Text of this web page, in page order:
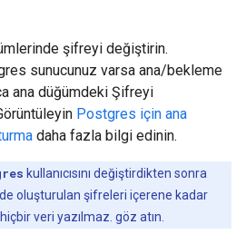
şifreyi değiştirin.
sunucunuz varsa ana/bekleme
ana düğümdeki Şifreyi
Postgres için ana
daha fazla bilgi edinin.
kullanıcısını değiştirdikten sonra
oluşturulan şifreleri içerene kadar
veri yazılmaz. göz atın.